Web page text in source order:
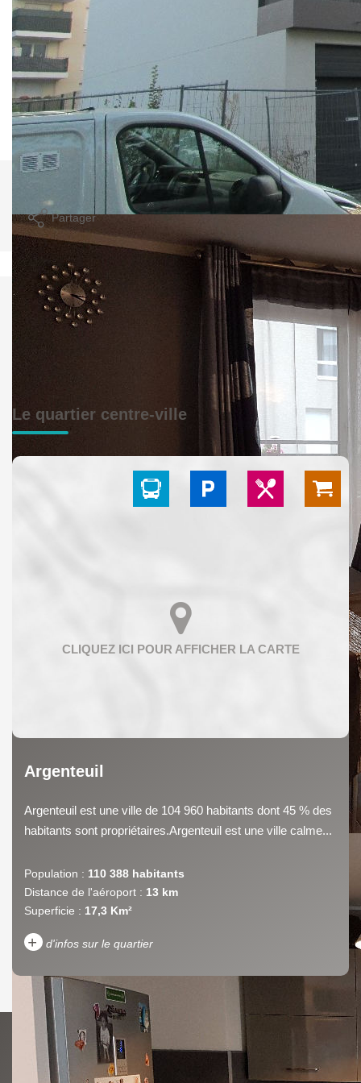
Vous disposerez également d'une place de parking en
sous-sol.
Vous serez idéalement situé, proche des commerces,des
écoles et des transports.
A vos téléphones !!!
Nos honoraires Nous contacter
Imprimer
Partager
Le quartier centre-ville
Argenteuil
Argenteuil est une ville de 104 960 habitants dont 45 % des
habitants sont propriétaires.Argenteuil est une ville calme...
Population : 110 388 habitants
Distance de l'aéroport : 13 km
Superficie : 17,3 Km²
+ d'infos sur le quartier
DENSITÉ DE POPULATION ENFANTS ET ADOLESCENTS
AGE MOYEN